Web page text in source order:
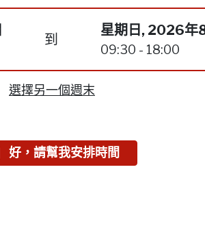
到
星期日, 2026年
09:30 - 18:00
選擇另一個週末
好，請幫我安排時間